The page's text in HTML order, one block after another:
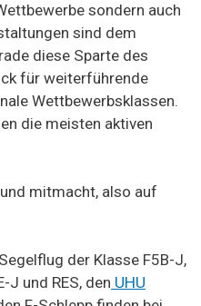
sondern auch
sind dem
diese Sparte des
für weiterführende
Wettbewerbsklassen.
die meisten aktiven
mitmacht, also auf
der Klasse F5B-J,
J und RES, den UHU